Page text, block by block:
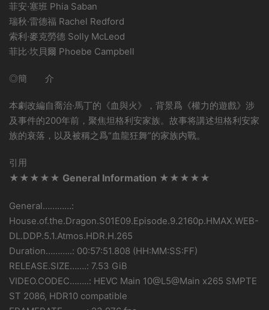
菲安·塞班 Phia Saban
瑞秋·雷德福 Rachel Redford
索利·麥克勞德 Solly McLeod
菲比·坎貝爾 Phoebe Campbell
◎簡 介
本劇改編自喬治·馬丁的《血與火》，背景爲《權力的遊戲》涉
及事件的200年前，聚焦坦格利安家族。故事将講述坦格利安家
族的衰落，以及被稱之爲“血龍狂舞”的家族内戰。
引用
★★★★★ General Information ★★★★★
General…………:
House.of.the.Dragon.S01E09.Episode.9.2160p.HMAX.WEB-
DL.DDP.5.1.Atmos.HDR.H.265
Duration………..: 00:57:51.808 (HH:MM:SS:FF)
RELEASE.SIZE…….: 7.53 GiB
VIDEO.CODEC……..: HEVC Main 10@L5@Main x265 SMPTE
ST 2086, HDR10 compatible